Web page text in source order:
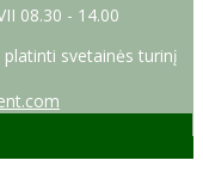
08.30 - 14.00
svetainės turinį